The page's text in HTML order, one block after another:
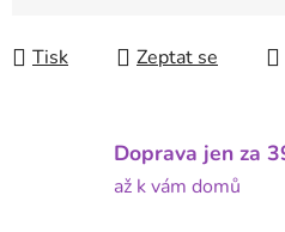
Tisk Zeptat se
Doprava jen za
až k vám domů